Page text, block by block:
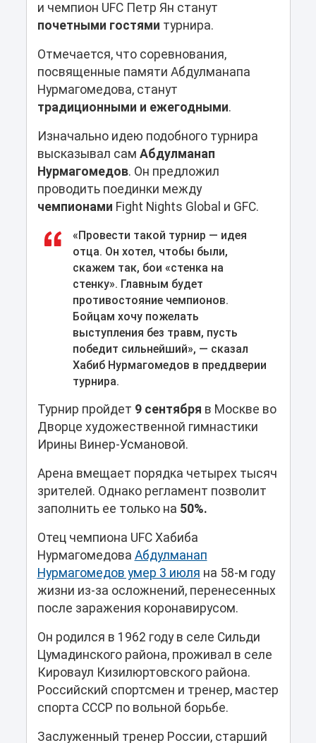
и чемпион UFC Петр Ян станут
почетными гостями турнира.
Отмечается, что соревнования,
посвященные памяти Абдулманапа
Нурмагомедова, станут
традиционными и ежегодными.
Изначально идею подобного турнира
высказывал сам Абдулманап
Нурмагомедов. Он предложил
проводить поединки между
чемпионами Fight Nights Global и GFC.
«Провести такой турнир — идея
отца. Он хотел, чтобы были,
скажем так, бои «стенка на
стенку». Главным будет
противостояние чемпионов.
Бойцам хочу пожелать
выступления без травм, пусть
победит сильнейший», — сказал
Хабиб Нурмагомедов в преддверии
турнира.
Турнир пройдет 9 сентября в Москве во
Дворце художественной гимнастики
Ирины Винер-Усмановой.
Арена вмещает порядка четырех тысяч
зрителей. Однако регламент позволит
заполнить ее только на 50%.
Отец чемпиона UFC Хабиба
Нурмагомедова Абдулманап
Нурмагомедов умер 3 июля на 58-м году
жизни из-за осложнений, перенесенных
после заражения коронавирусом.
Он родился в 1962 году в селе Сильди
Цумадинского района, проживал в селе
Кироваул Кизилюртовского района.
Российский спортсмен и тренер, мастер
спорта СССР по вольной борьбе.
Заслуженный тренер России, старший